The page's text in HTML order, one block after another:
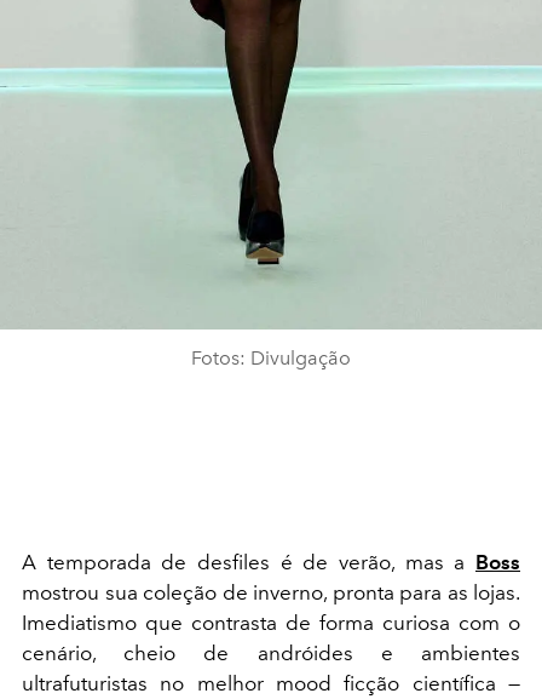
Fotos: Divulgação
A temporada de desfiles é de verão, mas a Boss
mostrou sua coleção de inverno, pronta para as lojas.
Imediatismo que contrasta de forma curiosa com o
cenário, cheio de andróides e ambientes
ultrafuturistas no melhor mood ficção científica —